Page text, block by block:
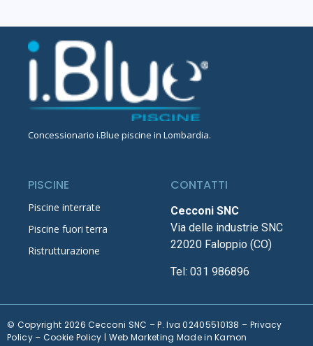
Concessionario i.Blue piscine in Lombardia.
PISCINE
Piscine interrate
Piscine fuori terra
Ristrutturazione
CONTATTI
Cecconi SNC
Via delle industrie SNC
22020 Faloppio (CO)
Tel: 031 986896
© Copyright 2026 Cecconi SNC – P. Iva 02405510138 – Privacy
Policy– Cookie Policy | Web Marketing Made inKamon